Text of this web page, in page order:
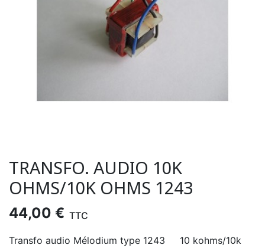
TRANSFO. AUDIO 10K
OHMS/10K OHMS 1243
44,00 € TTC
Transfo audio Mélodium type 1243 10 kohms/10k